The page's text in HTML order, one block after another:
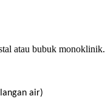
atau bubuk monoklinik.
air)